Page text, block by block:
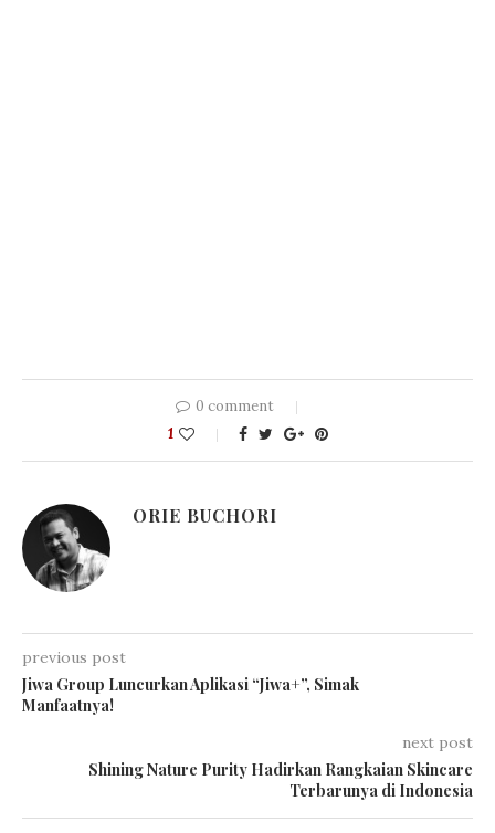
0 comment
1
ORIE BUCHORI
previous post
Jiwa Group Luncurkan Aplikasi “Jiwa+”, Simak
Manfaatnya!
next post
Shining Nature Purity Hadirkan Rangkaian Skincare
Terbarunya di Indonesia